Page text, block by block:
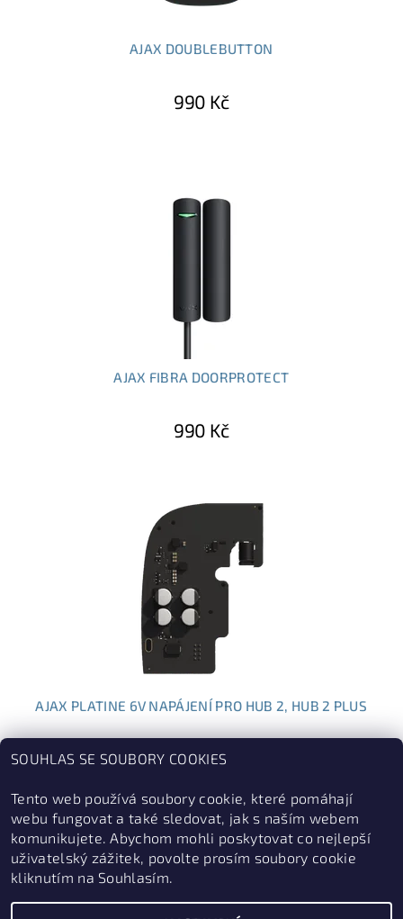
AJAX DOUBLEBUTTON
990 Kč
AJAX FIBRA DOORPROTECT
990 Kč
AJAX PLATINE 6V NAPÁJENÍ PRO HUB 2, HUB 2 PLUS
1 189 Kč
DALŠÍ PRODUKTY
1 2 3 ... 6
SOUHLAS SE SOUBORY COOKIES
Tento web používá soubory cookie, které pomáhají
webu fungovat a také sledovat, jak s naším webem
komunikujete. Abychom mohli poskytovat co nejlepší
uživatelský zážitek, povolte prosím soubory cookie
kliknutím na Souhlasím.